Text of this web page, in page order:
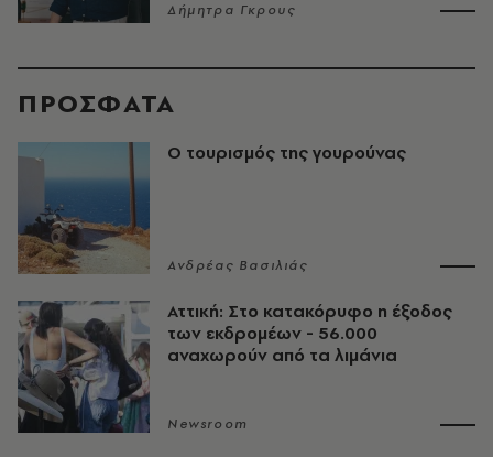
Δήμητρα Γκρους
ΠΡΟΣΦΑΤΑ
Ο τουρισμός της γουρούνας
Ανδρέας Βασιλιάς
Αττική: Στο κατακόρυφο η έξοδος
των εκδρομέων - 56.000
αναχωρούν από τα λιμάνια
Newsroom